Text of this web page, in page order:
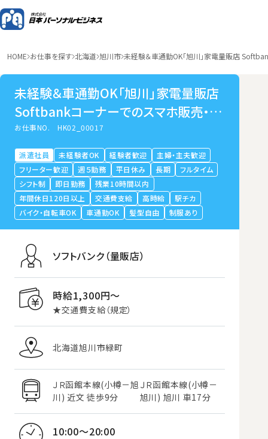
HOME お仕事を探す 北海道 旭川市 未経験＆車通勤OK「旭川」家電量販店
未経験＆車通勤OK「旭川」家電量販店
Softbankコーナーでのスマホ販売・受
付
お仕事NO.HK02_00017
派遣社員 未経験者OK 経験者歓迎
主婦・主夫歓迎
フリーター歓迎
週５勤務 平日休み 長期
フルタイム
シフト制
即日勤務
残業10時間以内
年間休日120日以上
交通費支給 高時給
駅チカ
バイク・自転車OK
車通勤OK 髪型自由 制服あり
ソフトバンク（量販店）
時給1,300円〜
★交通費支給（規定）
北海道旭川市緑町
ＪＲ函館本線(小樽－旭
川) 近文 徒歩9分
ＪＲ函館本線(小樽－
旭川) 旭川 車17分
10:00～20:00